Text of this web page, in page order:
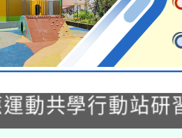
學年度第2次
結果公告(無人
動共學行動站研
理115年度閱讀